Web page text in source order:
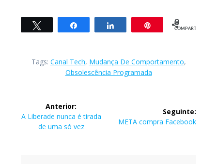
Compartilhar Compartilhar 0
COMPART.
Tags: Canal Tech, Mudança De Comportamento,
Obsolescência Programada
Navegação
de
Anterior:
Post
anterior:
A Liberade nunca é tirada
de uma só vez
Seguinte:
Post
META compra Facebook